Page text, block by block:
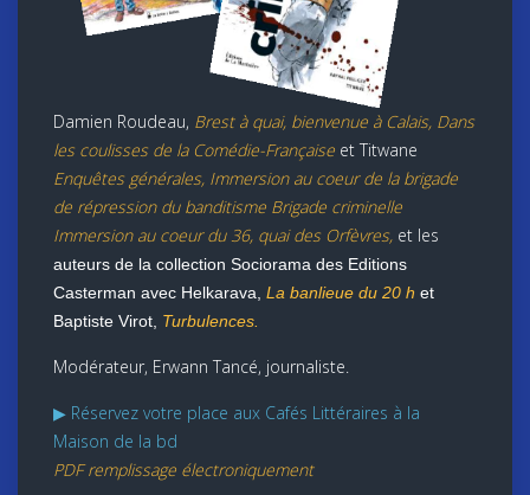
Damien Roudeau, Brest à quai, bienvenue à Calais, Dans
les coulisses de la Comédie-Française et Titwane
Enquêtes générales, Immersion au coeur de la brigade
de répression du banditisme Brigade criminelle
Immersion au coeur du 36, quai des Orfèvres, et les
auteurs de la collection Sociorama des Editions
Casterman avec Helkarava, La banlieue du 20 h et
Baptiste Virot, Turbulences.
Modérateur, Erwann Tancé, journaliste.
▶ Réservez votre place aux Cafés Littéraires à la
Maison de la bd
PDF remplissage électroniquement